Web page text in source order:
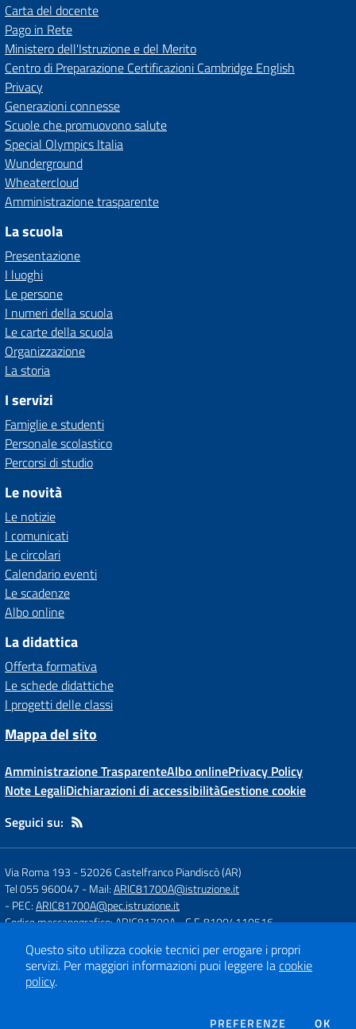
Carta del docente
Pago in Rete
Ministero dell'Istruzione e del Merito
Centro di Preparazione Certificazioni Cambridge English
Privacy
Generazioni connesse
Scuole che promuovono salute
Special Olympics Italia
Wunderground
Wheatercloud
Amministrazione trasparente
La scuola
Presentazione
I luoghi
Le persone
I numeri della scuola
Le carte della scuola
Organizzazione
La storia
I servizi
Famiglie e studenti
Personale scolastico
Percorsi di studio
Le novità
Le notizie
I comunicati
Le circolari
Calendario eventi
Le scadenze
Albo online
La didattica
Offerta formativa
Le schede didattiche
I progetti delle classi
Mappa del sito
Amministrazione TrasparenteAlbo onlinePrivacy Policy
Note LegaliDichiarazioni di accessibilitàGestione cookie
Seguici su:
Via Roma 193 -52026 Castelfranco Piandiscò (AR)
Tel 055 960047 - Mail:ARIC81700A@istruzione.it
- PEC:ARIC81700A@pec.istruzione.it
Codice meccanografico: ARIC81700A- C.F. 81004110516
Concept & Design by
Designers Italia
Questo sito utilizza cookie tecnici per erogare i propri
servizi. Per maggiori informazioni puoi leggere lacookie
policy.
PREFERENZE DEI COOKIE
OK